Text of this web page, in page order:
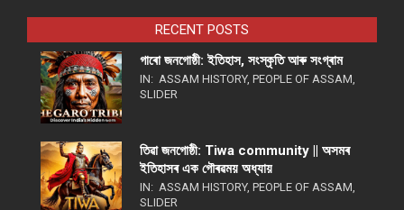
RECENT POSTS
গাৰো জনগোষ্ঠী: ইতিহাস, সংস্কৃতি আৰু সংগ্ৰাম
IN: ASSAM HISTORY, PEOPLE OF ASSAM
SLIDER
তিৱা জনগোষ্ঠী: Tiwa community || অসমৰ
ইতিহাসৰ এক গৌৰৱময় অধ্যায়
IN: ASSAM HISTORY, PEOPLE OF ASSAM
SLIDER